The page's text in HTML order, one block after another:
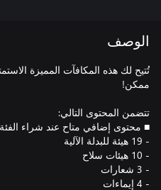
الوصف
تُتيح لك هذه المكافآت المميزة